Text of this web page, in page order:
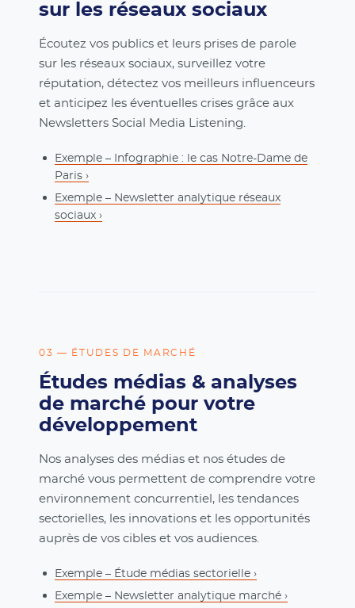
sur les réseaux sociaux
Écoutez vos publics et leurs prises de parole
sur les réseaux sociaux, surveillez votre
réputation, détectez vos meilleurs influenceurs
et anticipez les éventuelles crises grâce aux
Newsletters Social Media Listening.
Exemple – Infographie : le cas Notre-Dame de
Paris ›
Exemple – Newsletter analytique réseaux
sociaux ›
03 — ÉTUDES DE MARCHÉ
Études médias & analyses
de marché pour votre
développement
Nos analyses des médias et nos études de
marché vous permettent de comprendre votre
environnement concurrentiel, les tendances
sectorielles, les innovations et les opportunités
auprès de vos cibles et vos audiences.
Exemple – Étude médias sectorielle ›
Exemple – Newsletter analytique marché ›